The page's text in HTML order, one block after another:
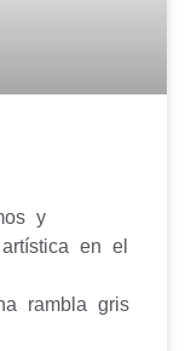
y
en el
rambla gris